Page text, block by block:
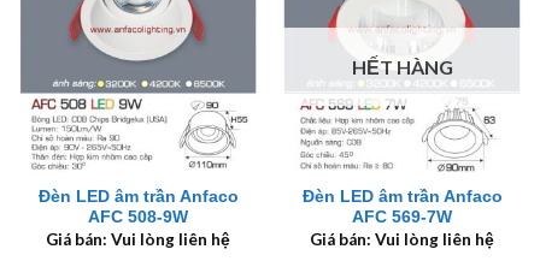
Đèn LED âm trần Anfaco
AFC 508-9W
Giá bán: Vui lòng liên hệ
HẾT HÀNG
Đèn LED âm trần Anfaco
AFC 569-7W
Giá bán: Vui lòng liên hệ